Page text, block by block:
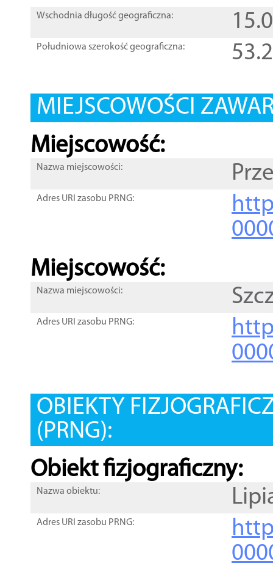
Wschodnia długość geograficzna:
Południowa szerokość geograficzna:
MIEJSCOWOŚCI
Miejscowość:
Nazwa miejscowości:
Adres URI zasobu PRNG:
Miejscowość:
Nazwa miejscowości:
Adres URI zasobu PRNG:
OBIEKTY
(PRNG):
Obiekt fizjograficzny:
Nazwa obiektu:
Adres URI zasobu PRNG: